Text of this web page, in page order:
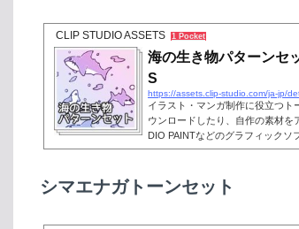
CLIP STUDIO ASSETS 1 Pocket
海の生き物パターンセ
S
https://assets.clip-studio.com/ja-jp/
イラスト・マンガ制作に役立つ
ウンロードしたり、自作の素材を
DIO PAINTなどのグラフィックソ
シマエナガトーンセット